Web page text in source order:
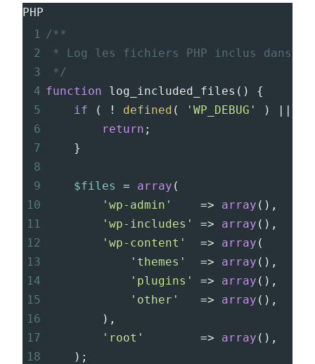
PHP
1 /**
2
* Log les fichiers PHP inclus dans
3
*/
4 function log_included_files () {
5
if ( ! defined ( 'WP_DEBUG' ) ||
6
return ;
7
}
8
9
$files = array (
10
'wp-admin' => array (),
11
'wp-includes' => array (),
12
'wp-content' => array (
13
'themes' => array (),
14
'plugins' => array (),
15
'other' => array (),
16
),
17
'root' => array (),
18
);